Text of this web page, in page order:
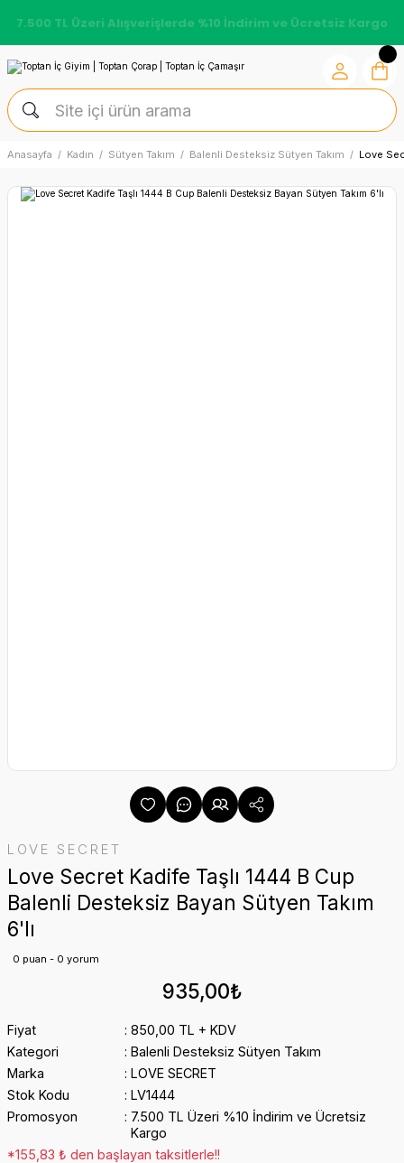
7.500 TL Üzeri Alışverişlerde %10 İndirim ve Ücretsiz Kargo
Anasayfa Kadın Sütyen Takım Balenli Desteksiz Sütyen Takım Love
LOVE SECRET
Love Secret Kadife Taşlı 1444 B Cup
Balenli Desteksiz Bayan Sütyen Takım
6'lı
0 puan - 0 yorum
935,00₺
Fiyat
850,00 TL + KDV
Kategori
Balenli Desteksiz Sütyen Takım
Marka
LOVE SECRET
Stok Kodu
LV1444
Promosyon
7.500 TL Üzeri %10 İndirim ve Ücretsiz
Kargo
*155,83 ₺ den başlayan taksitlerle!!